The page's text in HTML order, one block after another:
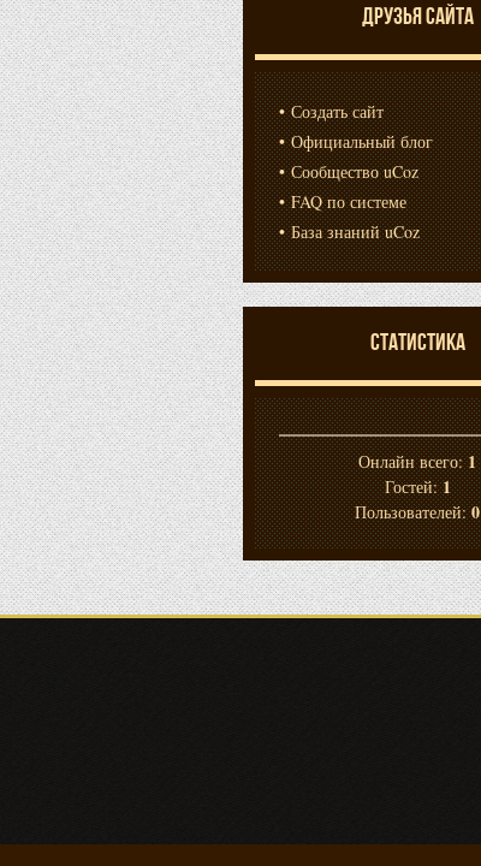
ДРУЗЬЯ САЙТА
Создать сайт
Официальный блог
Сообщество uCoz
FAQ по системе
База знаний uCoz
СТАТИСТИКА
Онлайн всего:1
Гостей:1
Пользователей:0